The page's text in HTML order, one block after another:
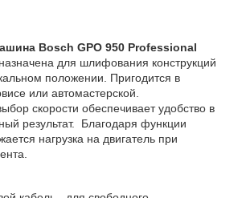
Bosch GPO 950 Professional
для шлифования конструкций
положении. Пригодится в
или автомастерской.
скорости обеспечивает удобство в
результат. Благодаря функции
нагрузка на двигатель при